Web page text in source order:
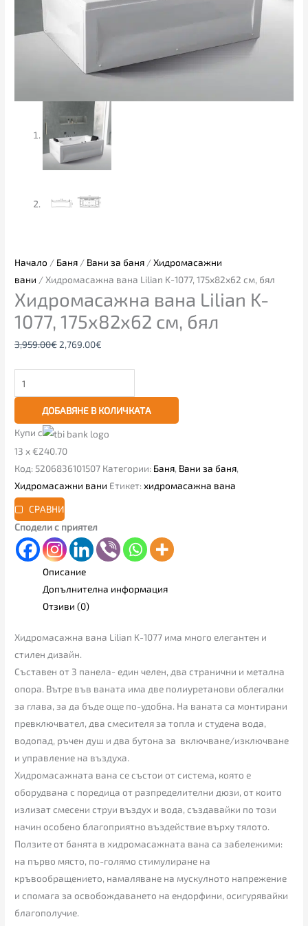
Начало / Баня / Вани за баня /Хидромасажни
вани / Хидромасажна вана Lilian K-1077, 175х82х62 см, бял
Хидромасажна вана Lilian K-
1077, 175х82х62 см, бял
3,959.00€ 2,769.00€
ДОБАВЯНЕ В КОЛИЧКАТА
Купи с
13 x €240.70
Код: 5206836101507 Категории: Баня, Вани за баня,
Хидромасажни вани Етикет:хидромасажна вана
СРАВНИ
Сподели с приятел
Описание
Допълнителна информация
Отзиви (0)
Хидромасажна вана Lilian K-1077 има много елегантен и
стилен дизайн.
Съставен от 3 панела- един челен, два странични и метална
опора. Вътре във ваната има две полиуретанови облегалки
за глава, за да бъде още по-удобна. На ваната са монтирани
превключвател, два смесителя за топла и студена вода,
водопад, ръчен душ и два бутона за включване/изключване
и управление на въздуха.
Хидромасажната вана се състои от система, която е
оборудвана с поредица от разпределителни дюзи, от които
излизат смесени струи въздух и вода, създавайки по този
начин особено благоприятно въздействие върху тялото.
Ползите от банята в хидромасажната вана са забележими:
на първо място, по-голямо стимулиране на
кръвообращението, намаляване на мускулното напрежение
и спомага за освобождаването на ендорфини, осигурявайки
благополучие.